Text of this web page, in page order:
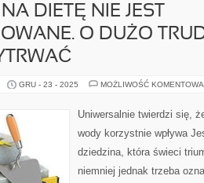
DIETĘ NIE JEST
O DUŻO
GRU - 23 - 2025 MOŻLIWOŚĆ
Uniwersalnie twierdzi się,
wody korzystnie wpływa
dziedzina, która świeci
niemniej jednak trzeba